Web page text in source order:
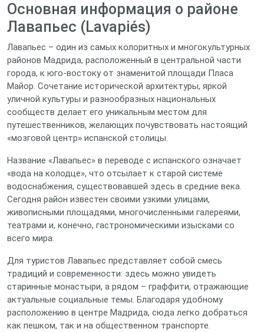
Основная информация о районе
Лавапьес (Lavapiés)
Лавапьес – один из самых колоритных и многокультурных
районов Мадрида, расположенный в центральной части
города, к юго‑востоку от знаменитой площади Пласа
Майор. Сочетание исторической архитектуры, яркой
уличной культуры и разнообразных национальных
сообществ делает его уникальным местом для
путешественников, желающих почувствовать настоящий
«мозговой центр» испанской столицы.
Название «Лавапьес» в переводе с испанского означает
«вода на колодце», что отсылает к старой системе
водоснабжения, существовавшей здесь в средние века.
Сегодня район известен своими узкими улицами,
живописными площадями, многочисленными галереями,
театрами и, конечно, гастрономическими изысками со
всего мира.
Для туристов Лавапьес представляет собой смесь
традиций и современности: здесь можно увидеть
старинные монастыри, а рядом – граффити, отражающие
актуальные социальные темы. Благодаря удобному
расположению в центре Мадрида, сюда легко добраться
как пешком, так и на общественном транспорте.